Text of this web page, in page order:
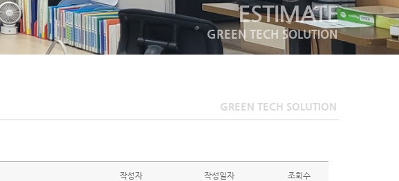
ESTIMATE
GREEN TECH SOLUTION
GREEN TECH SOLUTION
작성자 작성일자 조회수